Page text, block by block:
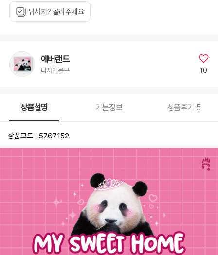
뭐사지? 골라주세요
에버랜드
디자인문구 10
상품설명 기본정보 상품후기 5
상품코드 : 5767152